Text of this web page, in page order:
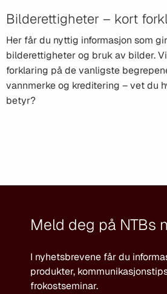
Bilderettigheter – kort
Her får du nyttig informasjon som
bilderettigheter og bruk av bilder.
forklaring på de vanligste
vannmerke og kreditering – vet du
betyr?
Meld deg på NTBs
I nyhetsbrevene får du
produkter,
frokostseminar.